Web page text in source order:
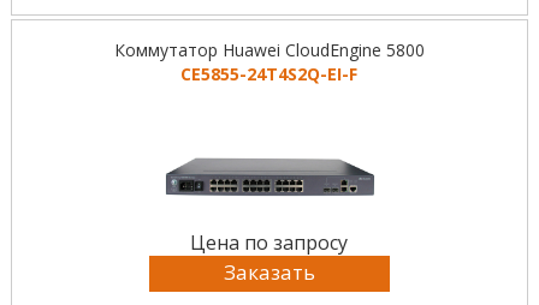
Коммутатор Huawei CloudEngine 5800
CE5855-24T4S2Q-EI-F
Цена по запросу
Заказать